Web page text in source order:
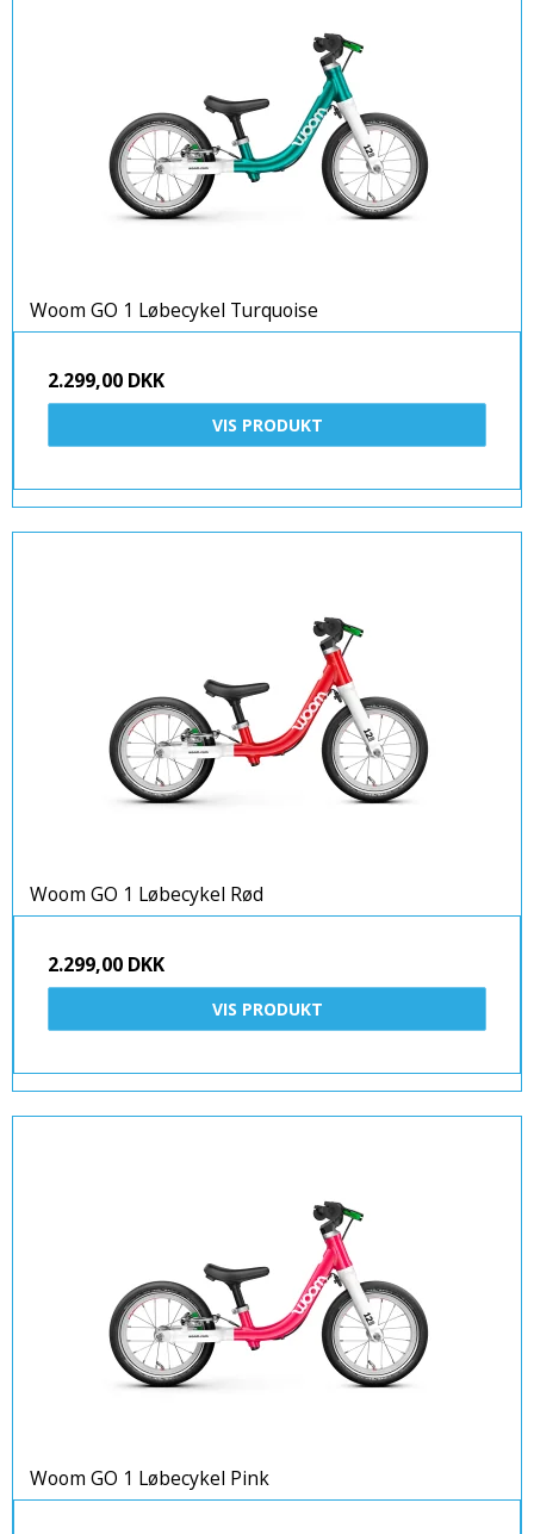
Woom GO 1 Løbecykel Turquoise
2.299,00 DKK
VIS PRODUKT
Woom GO 1 Løbecykel Rød
2.299,00 DKK
VIS PRODUKT
Woom GO 1 Løbecykel Pink